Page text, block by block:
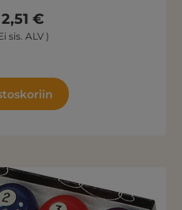
€
sis. ALV )